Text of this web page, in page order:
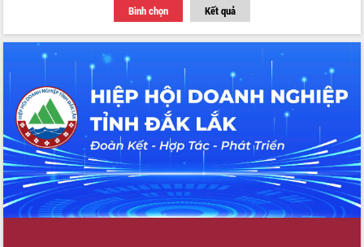
Bình chọn Kết quả